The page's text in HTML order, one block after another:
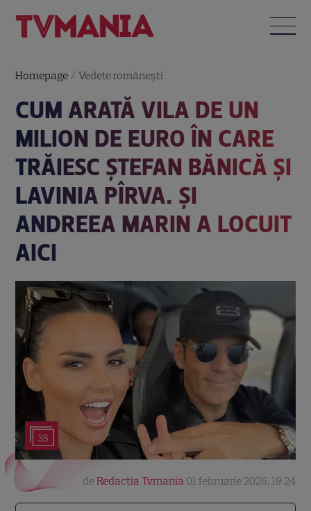
Homepage /Vedete româneşti
CUM ARATĂ VILA DE UN
MILION DE EURO ÎN CARE
TRĂIESC ȘTEFAN BĂNICĂ ȘI
LAVINIA PÎRVA. ȘI
ANDREEA MARIN A LOCUIT
AICI
35
deRedactia Tvmania 01 februarie 2026, 19:24